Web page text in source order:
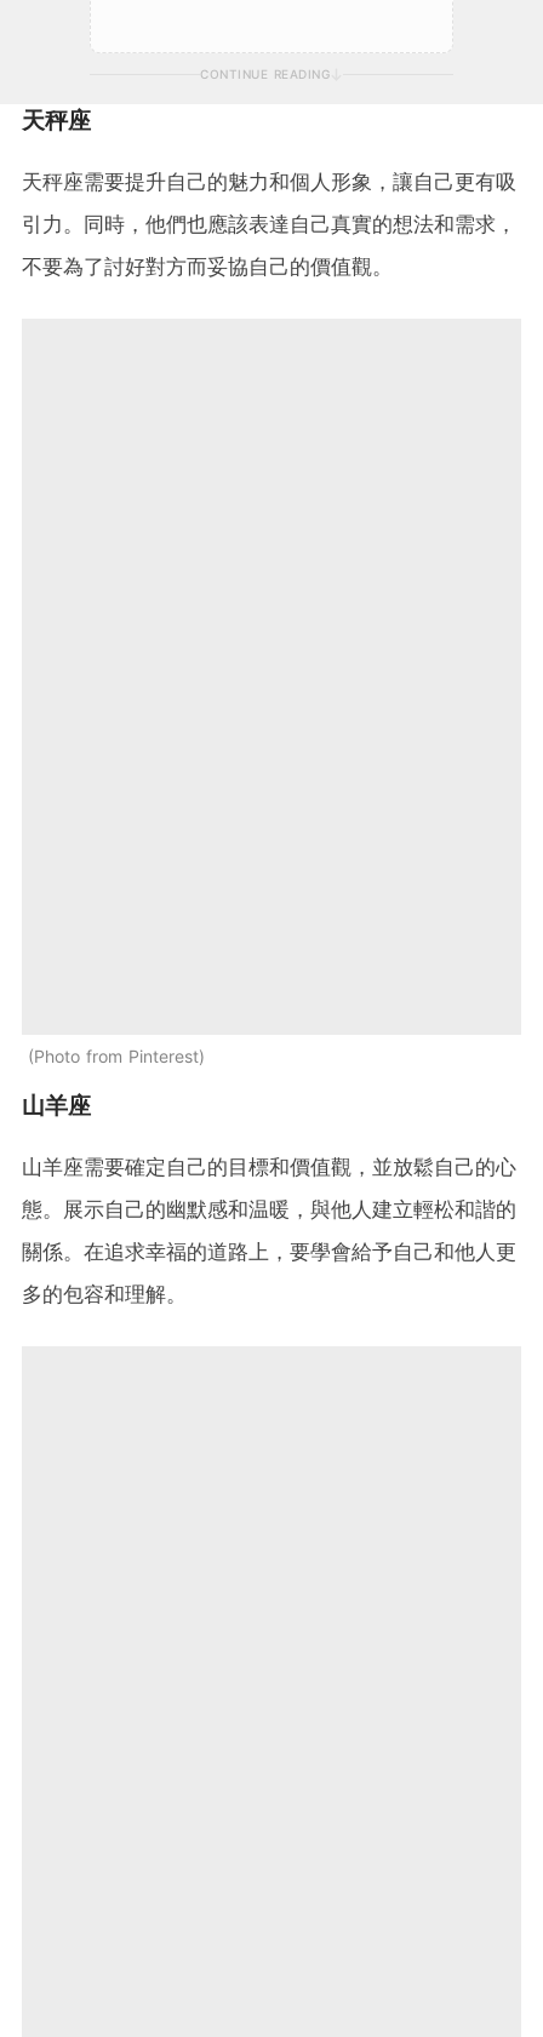
CONTINUE READING
天秤座
天秤座需要提升自己的魅力和個人形象，讓自己更有吸
引力。同時，他們也應該表達自己真實的想法和需求，
不要為了討好對方而妥協自己的價值觀。
Photo from Pinterest
山羊座
山羊座需要確定自己的目標和價值觀，並放鬆自己的心
態。展示自己的幽默感和温暖，與他人建立輕松和諧的
關係。在追求幸福的道路上，要學會給予自己和他人更
多的包容和理解。